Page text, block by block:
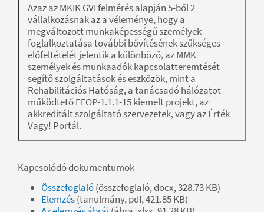
Azaz az MKIK GVI felmérés alapján 5-ből 2
vállalkozásnak az a véleménye, hogy a
megváltozott munkaképességű személyek
foglalkoztatása további bővítésének szükséges
előfeltételét jelentik a különböző, az MMK
személyek és munkaadók kapcsolatteremtését
segítő szolgáltatások és eszközök, mint a
Rehabilitációs Hatóság, a tanácsadó hálózatot
működtető EFOP-1.1.1-15 kiemelt projekt, az
akkreditált szolgáltató szervezetek, vagy az Érték
Vagy! Portál.
Kapcsolódó dokumentumok
Összefoglaló(összefoglaló, docx, 328.73 KB)
Elemzés(tanulmány, pdf, 421.85 KB)